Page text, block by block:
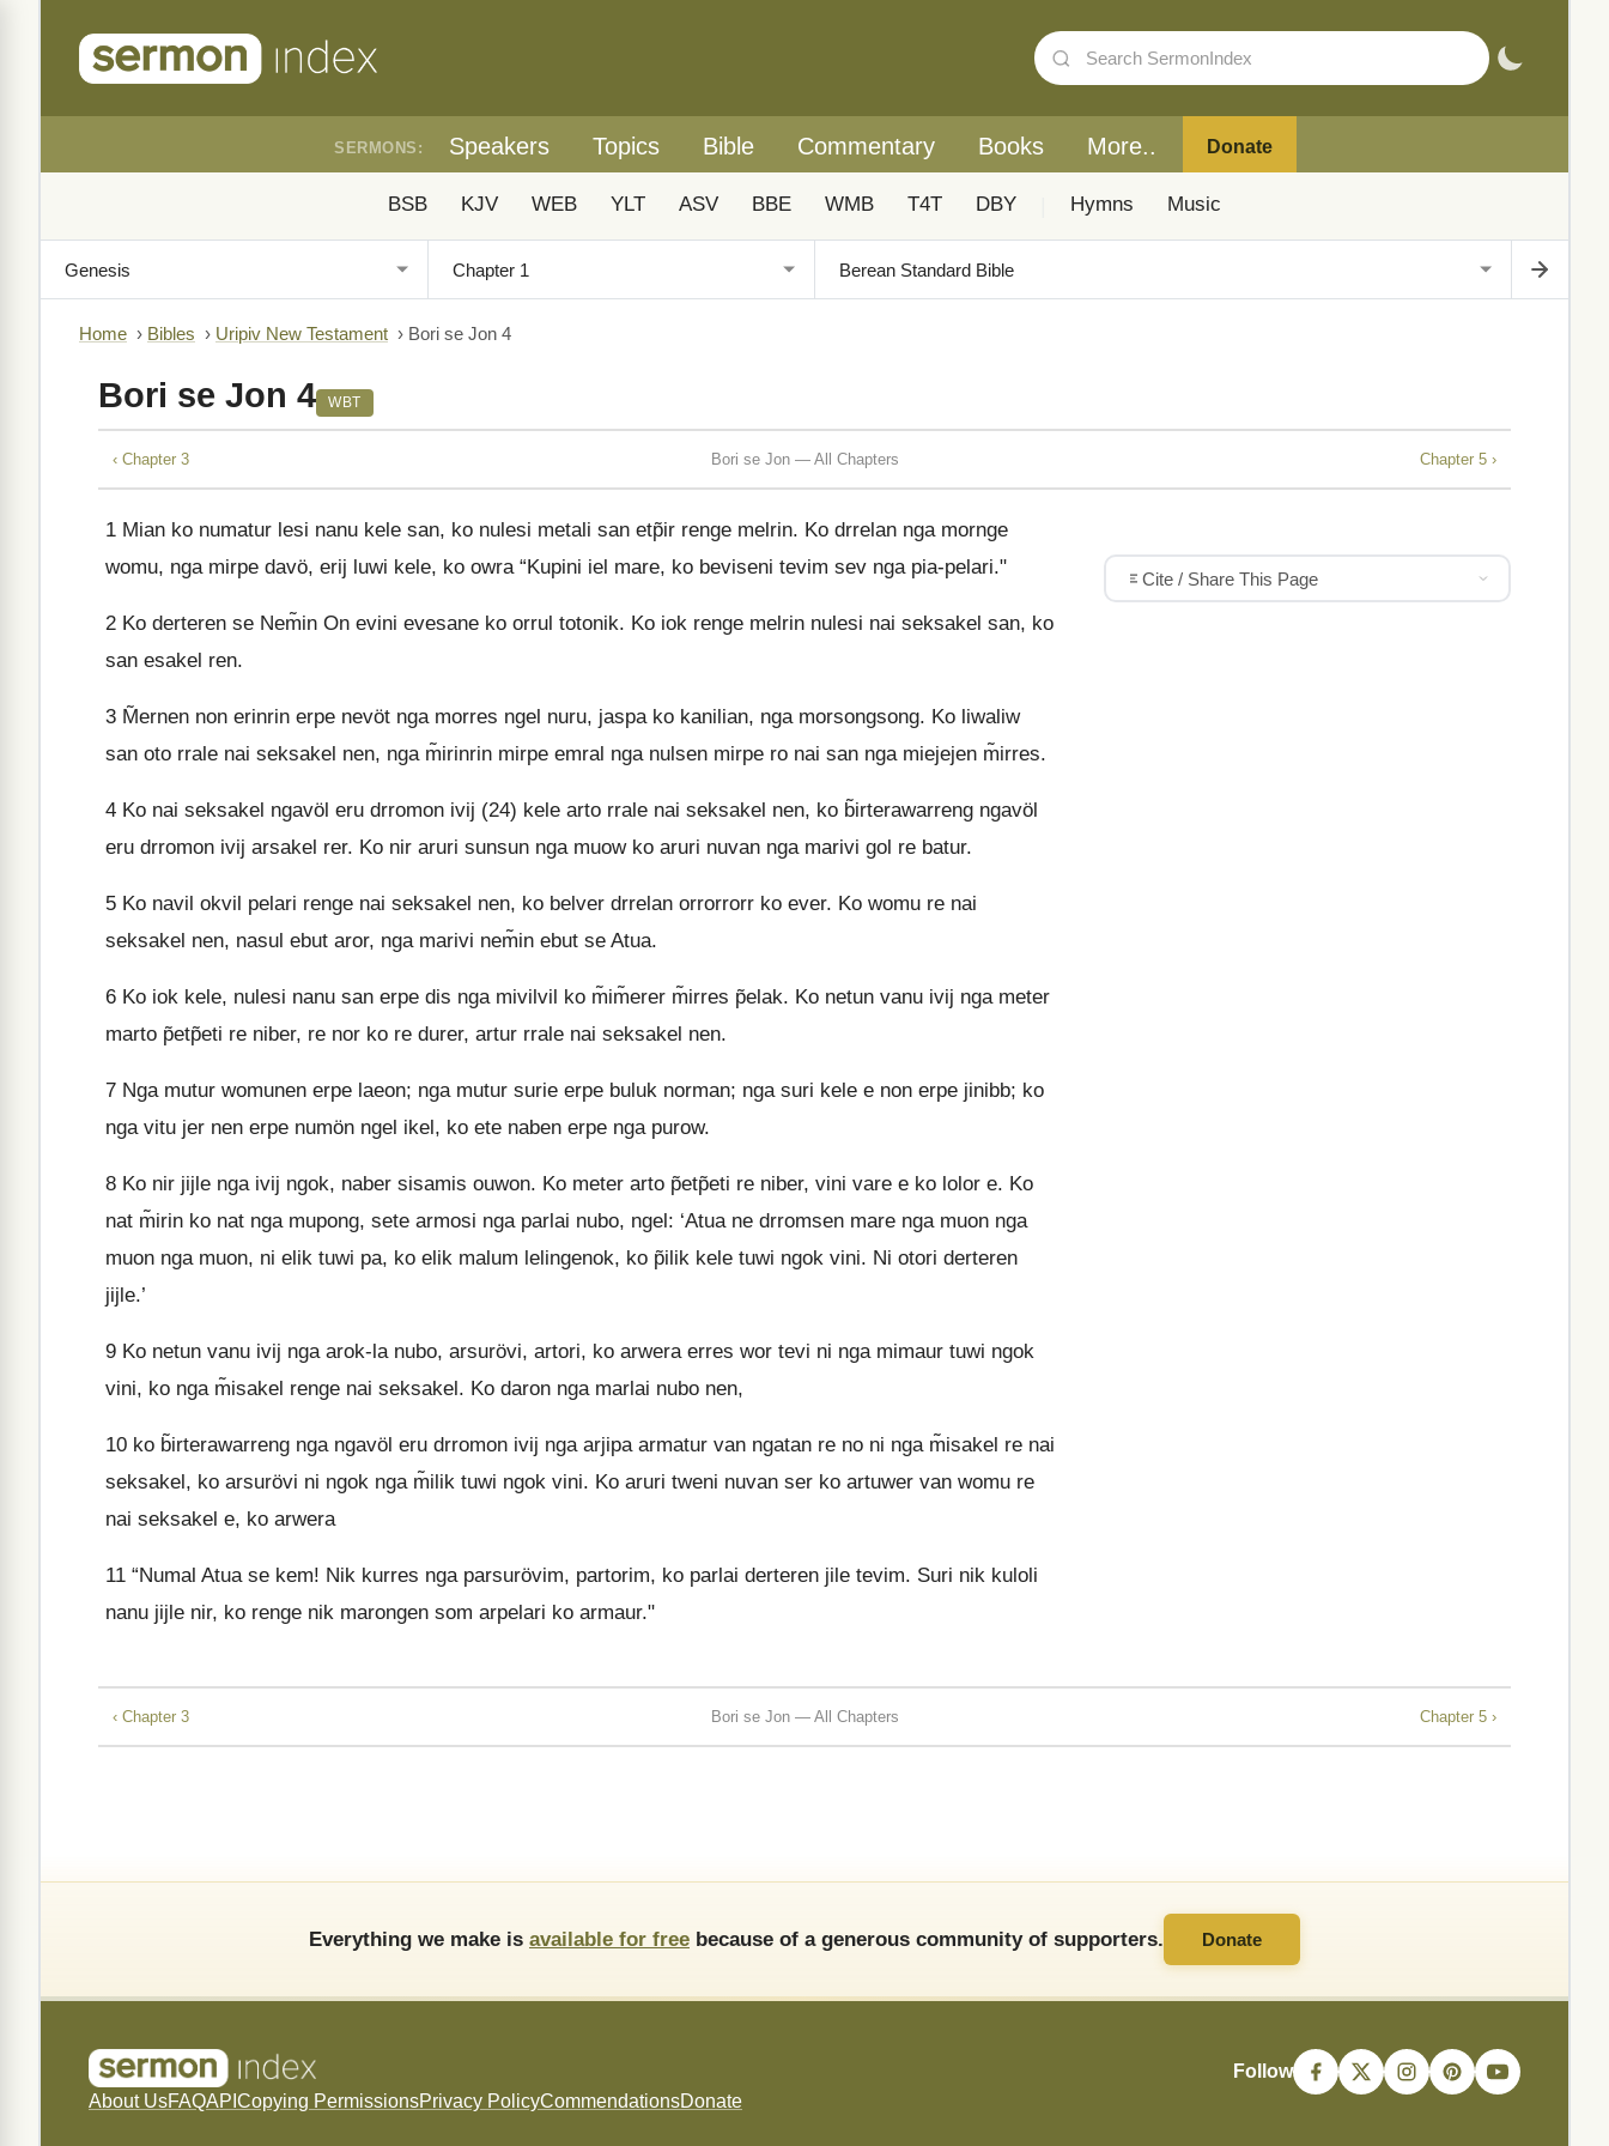
SERMONS: Speakers Topics Bible Commentary Books More.. Donate
BSB KJV WEB YLT ASV BBE WMB T4T DBY Hymns Music
Home › Bibles › Uripiv New Testament › Bori se Jon 4
Bori se Jon 4 WBT
‹ Chapter 3 Bori se Jon — All Chapters Chapter 5 ›
1 Mian ko numatur lesi nanu kele san, ko nulesi metali san etp̃ir renge melrin. Ko drrelan nga mornge
womu, nga mirpe davö, erij luwi kele, ko owra “Kupini iel mare, ko beviseni tevim sev nga pia-pelari."
2 Ko derteren se Nem̃in On evini evesane ko orrul totonik. Ko iok renge melrin nulesi nai seksakel san, ko
san esakel ren.
3 M̃ernen non erinrin erpe nevöt nga morres ngel nuru, jaspa ko kanilian, nga morsongsong. Ko liwaliw
san oto rrale nai seksakel nen, nga m̃irinrin mirpe emral nga nulsen mirpe ro nai san nga miejejen m̃irres.
4 Ko nai seksakel ngavöl eru drromon ivij (24) kele arto rrale nai seksakel nen, ko b̃irterawarreng ngavöl
eru drromon ivij arsakel rer. Ko nir aruri sunsun nga muow ko aruri nuvan nga marivi gol re batur.
5 Ko navil okvil pelari renge nai seksakel nen, ko belver drrelan orrorrorr ko ever. Ko womu re nai
seksakel nen, nasul ebut aror, nga marivi nem̃in ebut se Atua.
6 Ko iok kele, nulesi nanu san erpe dis nga mivilvil ko m̃im̃erer m̃irres p̃elak. Ko netun vanu ivij nga meter
marto p̃etp̃eti re niber, re nor ko re durer, artur rrale nai seksakel nen.
7 Nga mutur womunen erpe laeon; nga mutur surie erpe buluk norman; nga suri kele e non erpe jinibb; ko
nga vitu jer nen erpe numön ngel ikel, ko ete naben erpe nga purow.
8 Ko nir jijle nga ivij ngok, naber sisamis ouwon. Ko meter arto p̃etp̃eti re niber, vini vare e ko lolor e. Ko
nat m̃irin ko nat nga mupong, sete armosi nga parlai nubo, ngel: ‘Atua ne drromsen mare nga muon nga
muon nga muon, ni elik tuwi pa, ko elik malum lelingenok, ko p̃ilik kele tuwi ngok vini. Ni otori derteren
jijle.’
9 Ko netun vanu ivij nga arok-la nubo, arsurövi, artori, ko arwera erres wor tevi ni nga mimaur tuwi ngok
vini, ko nga m̃isakel renge nai seksakel. Ko daron nga marlai nubo nen,
10 ko b̃irterawarreng nga ngavöl eru drromon ivij nga arjipa armatur van ngatan re no ni nga m̃isakel re nai
seksakel, ko arsurövi ni ngok nga m̃ilik tuwi ngok vini. Ko aruri tweni nuvan ser ko artuwer van womu re
nai seksakel e, ko arwera
11 “Numal Atua se kem! Nik kurres nga parsurövim, partorim, ko parlai derteren jile tevim. Suri nik kuloli
nanu jijle nir, ko renge nik marongen som arpelari ko armaur."
Cite / Share This Page
‹ Chapter 3 Bori se Jon — All Chapters Chapter 5 ›
Everything we make is available for free because of a generous community of supporters. Donate
About UsFAQAPI Copying PermissionsPrivacy PolicyCommendationsDonate
Follow